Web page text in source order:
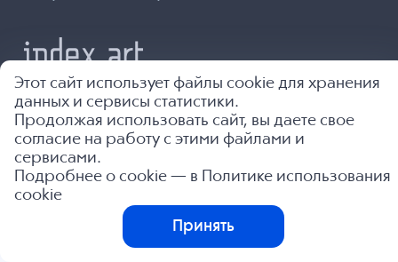
Этот сайт использует файлы cookie для хранения
данных и сервисы статистики.
Продолжая использовать сайт, вы даете свое
согласие на работу с этими файлами и
сервисами.
Подробнее о cookie — в
Политике использования
cookie
Принять